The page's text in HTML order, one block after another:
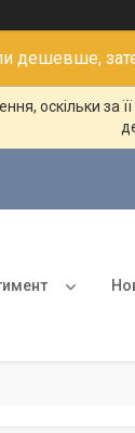
дешевше,
оскільки за